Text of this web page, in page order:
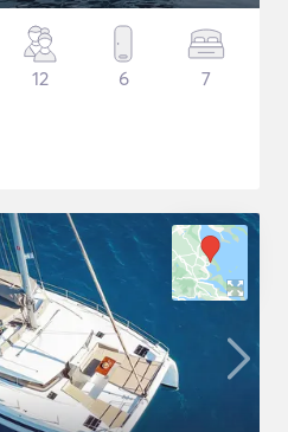
12 6 7